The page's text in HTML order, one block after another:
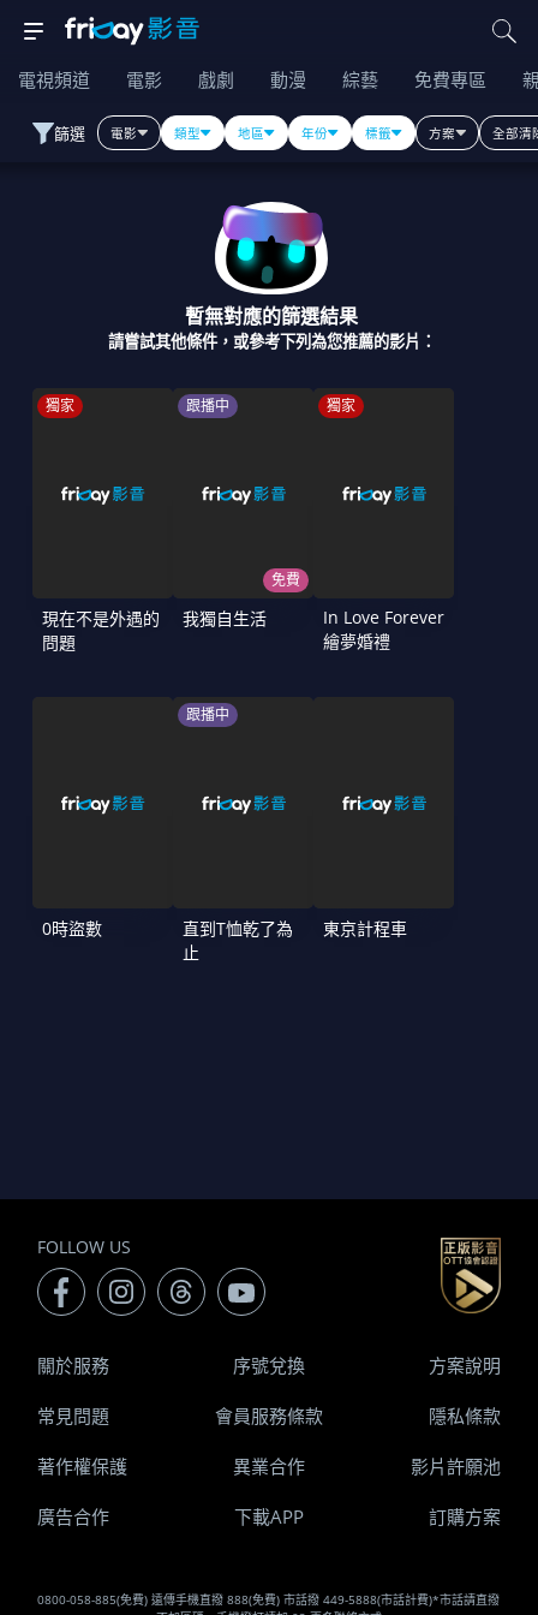
電視頻道 電影 戲劇 動漫 綜藝 免費專區
篩選 電影 類型 地區 年份 標籤 方案 全部清
暫無對應的篩選結果
請嘗試其他條件，或參考下列為您推薦的影片：
獨家
現在不是外遇的
問題
跟播中
免費
我獨自生活
獨家
In Love Forever
繪夢婚禮
0時盜數
跟播中
直到T恤乾了為
止
東京計程車
FOLLOW US
0800-058-885(免費) 遠傳手機直撥 888(免費) 市話撥 449-5888(市話計費)*市話請直撥
關於服務 序號兌換 方案說明
常見問題 會員服務條款 隱私條款
著作權保護 異業合作 影片許願池
廣告合作 下載APP 訂購方案